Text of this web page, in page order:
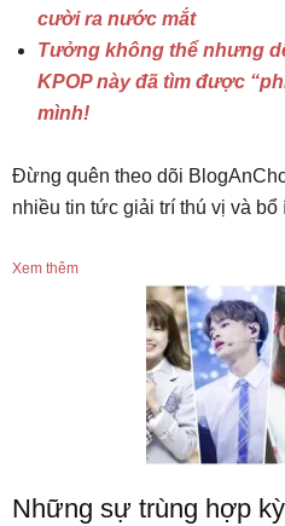
cười ra nước mắt
Tưởng không thể nhưng
KPOP này đã tìm được
mình!
Đừng quên theo dõi
nhiều tin tức giải trí thú vị và bổ
Xem thêm
Những sự trùng hợp